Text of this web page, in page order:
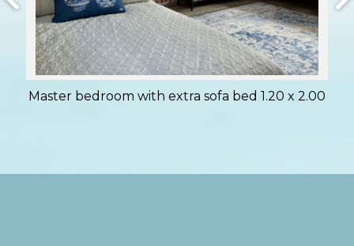
Master bedroom with extra sofa bed 1.20 x 2.00